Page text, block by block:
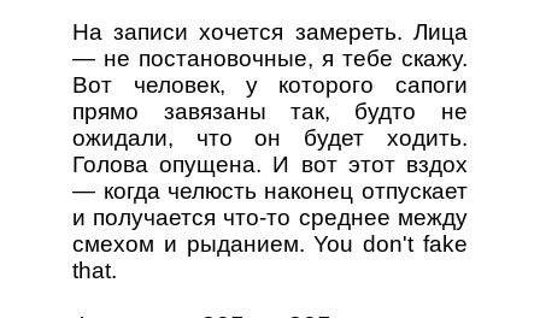
На записи хочется замереть. Лица
— не постановочные, я тебе скажу.
Вот человек, у которого сапоги
прямо завязаны так, будто не
ожидали, что он будет ходить.
Голова опущена. И вот этот вздох
— когда челюсть наконец отпускает
и получается что-то среднее между
смехом и рыданием. You don't fake
that.